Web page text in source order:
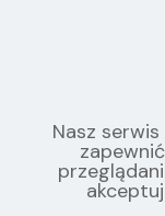
Nasz